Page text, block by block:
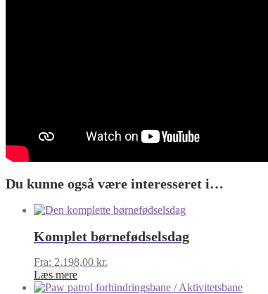
Du kunne også være interesseret i…
Komplet børnefødselsdag
Fra: 2.198,00 kr.
Læs mere